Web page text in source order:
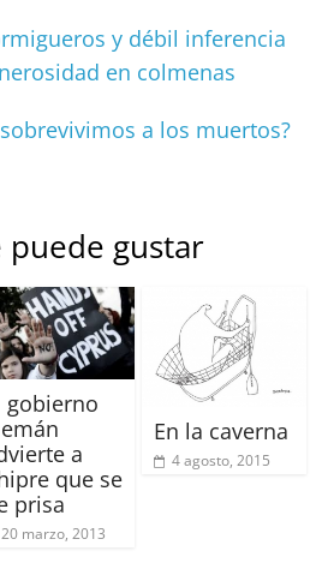
h
at
a
d
l p
ar
y débil inferencia
en colmenas
a los muertos?
puede gustar
gobierno
a
que se
prisa
20 marzo, 2013
En la caverna
4 agosto, 2015